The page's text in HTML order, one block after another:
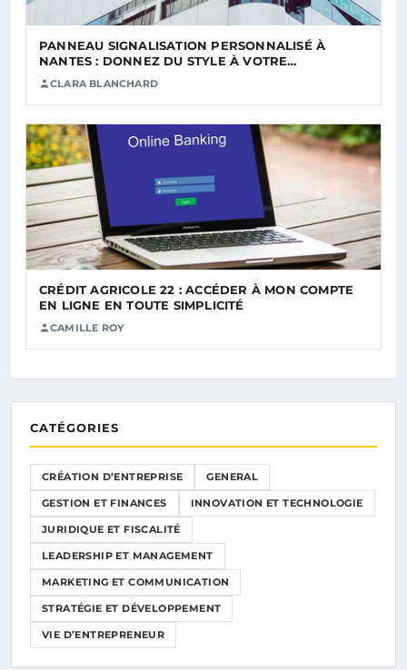
PANNEAU SIGNALISATION PERSONNALISÉ À
NANTES : DONNEZ DU STYLE À VOTRE…
CLARA BLANCHARD
CRÉDIT AGRICOLE 22 : ACCÉDER À MON COMPTE
EN LIGNE EN TOUTE SIMPLICITÉ
CAMILLE ROY
CATÉGORIES
CRÉATION D’ENTREPRISE GENERAL
GESTION ET FINANCES INNOVATION ET TECHNOLOGIE
JURIDIQUE ET FISCALITÉ
LEADERSHIP ET MANAGEMENT
MARKETING ET COMMUNICATION
STRATÉGIE ET DÉVELOPPEMENT
VIE D’ENTREPRENEUR